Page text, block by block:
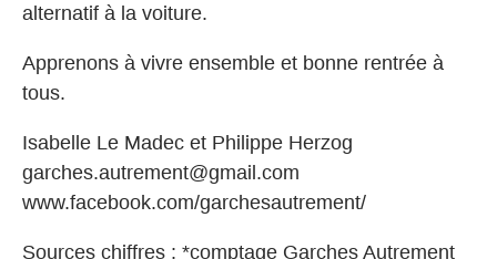
alternatif à la voiture.
Apprenons à vivre ensemble et bonne rentrée à
tous.
Isabelle Le Madec et Philippe Herzog
garches.autrement@gmail.com
www.facebook.com/garchesautrement/
Sources chiffres : *comptage Garches Autrement